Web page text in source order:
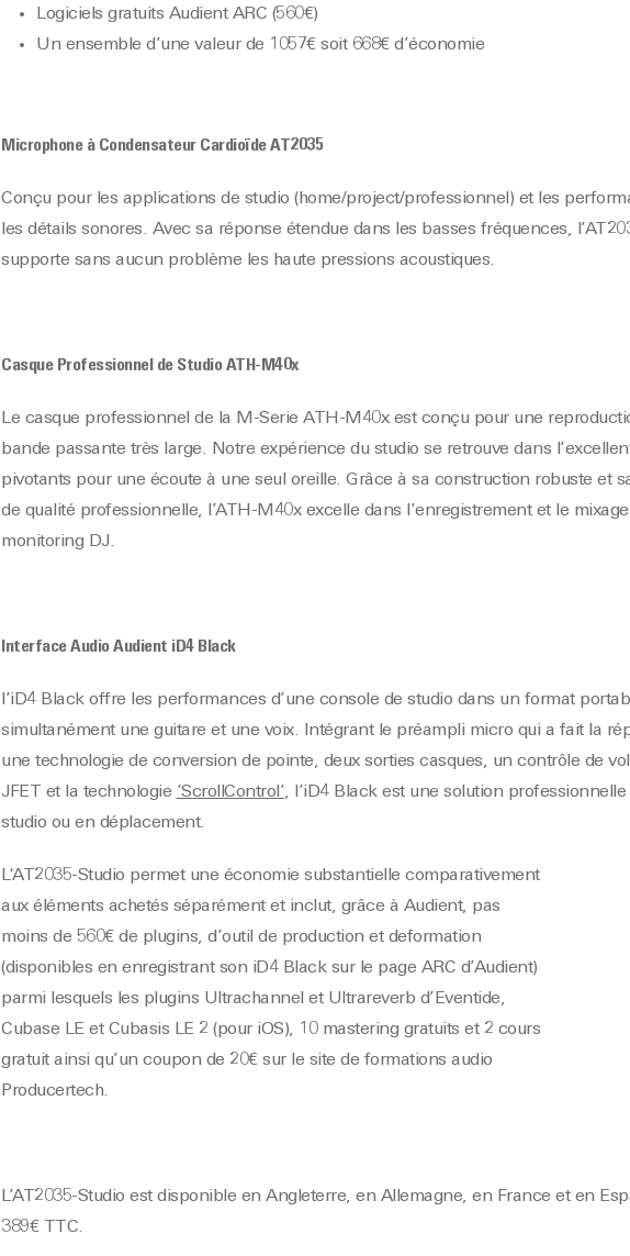
Logiciels gratuits Audient ARC (560€)
Un ensemble d’une valeur de 1057€ soit 668€ d’économie
Microphone à Condensateur Cardioïde AT2035
Conçu pour les applications de studio (home/project/professionnel) et les
les détails sonores. Avec sa réponse étendue dans les basses fréquences,
supporte sans aucun problème les haute pressions acoustiques.
Casque Professionnel de Studio ATH-M40x
Le casque professionnel de la M-Serie ATH-M40x est conçu pour une
bande passante très large. Notre expérience du studio se retrouve dans
pivotants pour une écoute à une seul oreille. Grâce à sa construction robuste et
de qualité professionnelle, l’ATH-M40x excelle dans l’enregistrement et le
monitoring DJ.
Interface Audio Audient iD4 Black
l’iD4 Black offre les performances d’une console de studio dans un format
simultanément une guitare et une voix. Intégrant le préampli micro qui a fait la
une technologie de conversion de pointe, deux sorties casques, un contrôle de
JFET et la technologie ‘ScrollControl’, l’iD4 Black est une solution
studio ou en déplacement.
L‘AT2035-Studio permet une économie substantielle comparativement
aux éléments achetés séparément et inclut, grâce à Audient, pas
moins de 560€ de plugins, d’outil de production et deformation
(disponibles en enregistrant son iD4 Black sur le page ARC d’Audient)
parmi lesquels les plugins Ultrachannel et Ultrareverb d’Eventide,
Cubase LE et Cubasis LE 2 (pour iOS), 10 mastering gratuits et 2 cours
gratuit ainsi qu’un coupon de 20€ sur le site de formations audio
Producertech.
L’AT2035-Studio est disponible en Angleterre, en Allemagne, en France et en
389€ TTC.